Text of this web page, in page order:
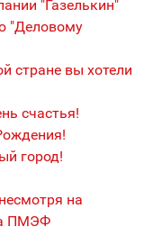
"Газелькин"
"Деловому
стране вы хотели
счастья!
город!
на
ПМЭФ